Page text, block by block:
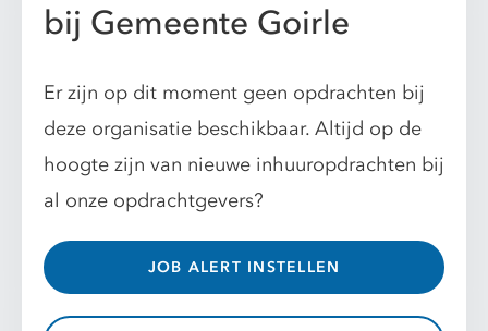
bij Gemeente Goirle
Er zijn op dit moment geen opdrachten bij
deze organisatie beschikbaar. Altijd op de
hoogte zijn van nieuwe inhuuropdrachten bij
al onze opdrachtgevers?
JOB ALERT INSTELLEN